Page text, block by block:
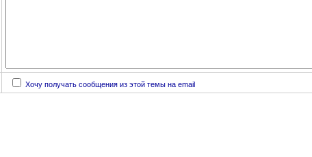
Хочу получать сообщения из этой темы на email